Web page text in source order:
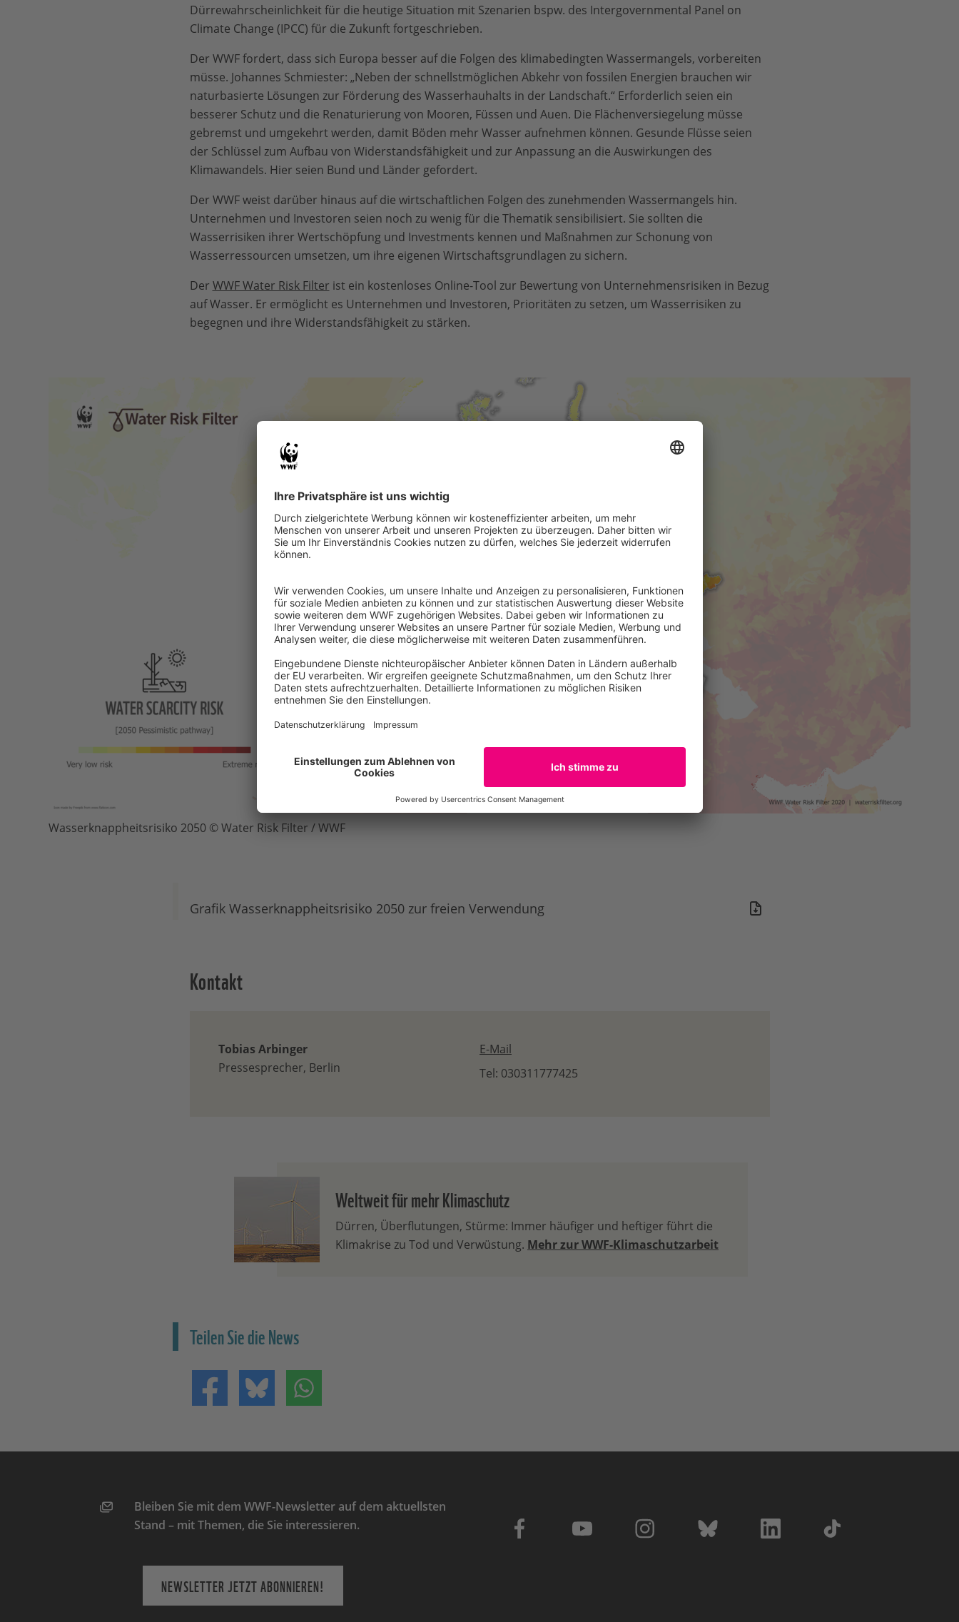
Dürrewahrscheinlichkeit für die heutige Situation mit Szenarien bspw. des Intergovernmental Panel on
Climate Change (IPCC) für die Zukunft fortgeschrieben.
Der WWF fordert, dass sich Europa besser auf die Folgen des klimabedingten Wassermangels, vorbereiten
müsse. Johannes Schmiester: „Neben der schnellstmöglichen Abkehr von fossilen Energien brauchen wir
naturbasierte Lösungen zur Förderung des Wasserhauhalts in der Landschaft.“ Erforderlich seien ein
besserer Schutz und die Renaturierung von Mooren, Füssen und Auen. Die Flächenversiegelung müsse
gebremst und umgekehrt werden, damit Böden mehr Wasser aufnehmen können. Gesunde Flüsse seien
der Schlüssel zum Aufbau von Widerstandsfähigkeit und zur Anpassung an die Auswirkungen des
Klimawandels. Hier seien Bund und Länder gefordert.
Der WWF weist darüber hinaus auf die wirtschaftlichen Folgen des zunehmenden Wassermangels hin.
Unternehmen und Investoren seien noch zu wenig für die Thematik sensibilisiert. Sie sollten die
Wasserrisiken ihrer Wertschöpfung und Investments kennen und Maßnahmen zur Schonung von
Wasserressourcen umsetzen, um ihre eigenen Wirtschaftsgrundlagen zu sichern.
Der WWF Water Risk Filter ist ein kostenloses Online-Tool zur Bewertung von Unternehmensrisiken in Bezug
auf Wasser. Er ermöglicht es Unternehmen und Investoren, Prioritäten zu setzen, um Wasserrisiken zu
begegnen und ihre Widerstandsfähigkeit zu stärken.
Wasserknappheitsrisiko 2050 © Water Risk Filter / WWF
Grafik Wasserknappheitsrisiko 2050 zur freien Verwendung
Kontakt
Tobias Arbinger
Pressesprecher, Berlin
E-Mail
Tel: 030311777425
Weltweit für mehr Klimaschutz
Dürren, Überflutungen, Stürme: Immer häufiger und heftiger führt die
Klimakrise zu Tod und Verwüstung. Mehr zur WWF-Klimaschutzarbeit
Teilen Sie die News
Teilen auf FacebookTeilen auf Bluesky
Bleiben Sie mit dem WWF-Newsletter auf dem aktuellsten
Stand – mit Themen, die Sie interessieren.
NEWSLETTER JETZT ABONNIEREN!